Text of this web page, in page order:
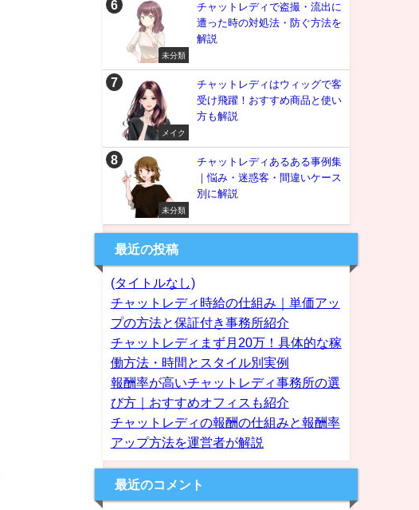
未分類
チャットレディで盗撮・流出に
遭った時の対処法・防ぐ方法を
解説
メイク
チャットレディはウィッグで客
受け飛躍！おすすめ商品と使い
方も解説
未分類
チャットレディあるある事例集
｜悩み・迷惑客・間違いケース
別に解説
最近の投稿
(タイトルなし)
チャットレディ時給の仕組み｜単価アッ
プの方法と保証付き事務所紹介
チャットレディまず月20万！具体的な稼
働方法・時間とスタイル別実例
報酬率が高いチャットレディ事務所の選
び方｜おすすめオフィスも紹介
チャットレディの報酬の仕組みと報酬率
アップ方法を運営者が解説
最近のコメント